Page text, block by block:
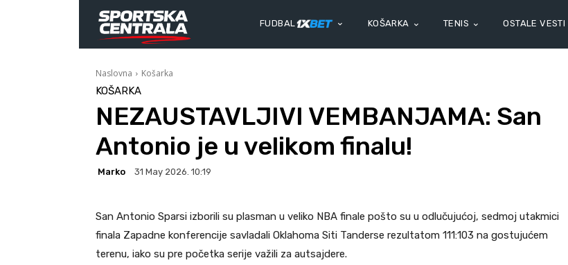
FUDBAL KOŠARKA TENIS OSTALE VESTI
Naslovna Košarka
KOŠARKA
NEZAUSTAVLJIVI VEMBANJAMA: San
Antonio je u velikom finalu!
Marko 31 May 2026. 10:19
San Antonio Sparsi izborili su plasman u veliko NBA finale pošto su u odlučujućoj, sedmoj utakmici
finala Zapadne konferencije savladali Oklahoma Siti Tanderse rezultatom 111:103 na gostujućem
terenu, iako su pre početka serije važili za autsajdere.